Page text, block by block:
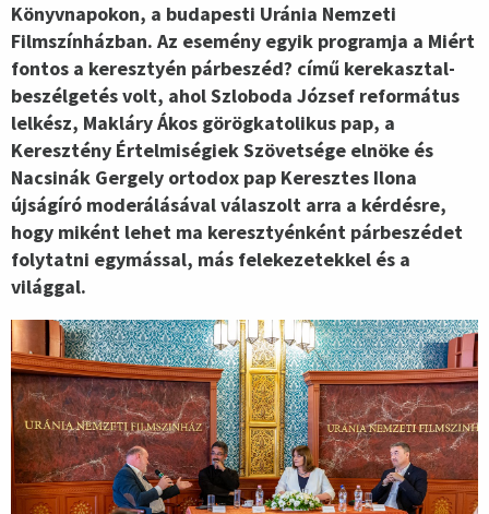
Könyvnapokon, a budapesti Uránia Nemzeti
Filmszínházban. Az esemény egyik programja a Miért
fontos a keresztyén párbeszéd? című kerekasztal-
beszélgetés volt, ahol Szloboda József református
lelkész, Makláry Ákos görögkatolikus pap, a
Keresztény Értelmiségiek Szövetsége elnöke és
Nacsinák Gergely ortodox pap Keresztes Ilona
újságíró moderálásával válaszolt arra a kérdésre,
hogy miként lehet ma keresztyénként párbeszédet
folytatni egymással, más felekezetekkel és a
világgal.